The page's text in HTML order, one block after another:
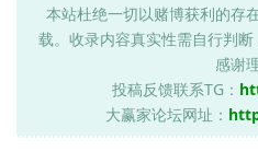
本站杜绝一切以赌博获利的存
载。收录内容真实性需自行判断
感谢
投稿反馈联系TG：
大赢家论坛网址：